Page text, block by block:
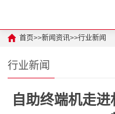
首页>>新闻资讯>>行业新闻
行业新闻
自助终端机走